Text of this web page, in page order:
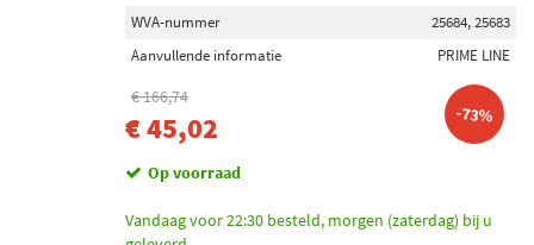
WVA-nummer
25684, 25683
Aanvullende informatie
PRIME LINE
€ 166,74
€ 45,02 -73%
Op voorraad
Vandaag voor 22:30 besteld, morgen (zaterdag) bij u